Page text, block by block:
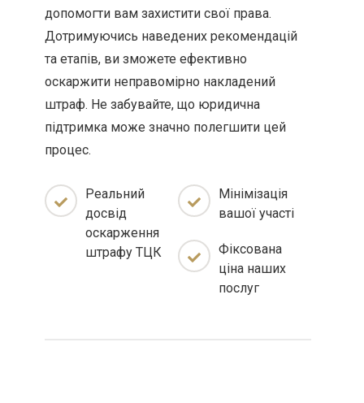
допомогти вам захистити свої права.
Дотримуючись наведених рекомендацій
та етапів, ви зможете ефективно
оскаржити неправомірно накладений
штраф. Не забувайте, що юридична
підтримка може значно полегшити цей
процес.
Реальний
досвід
оскарження
штрафу ТЦК
Мінімізація
вашої участі
Фіксована
ціна наших
послуг